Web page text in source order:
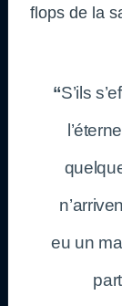
flops de la
“S’ils
eu un